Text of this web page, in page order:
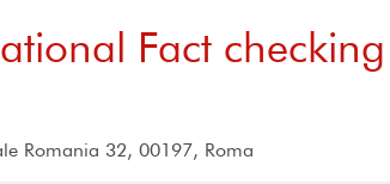
Fact
Romania 32, 00197, Roma